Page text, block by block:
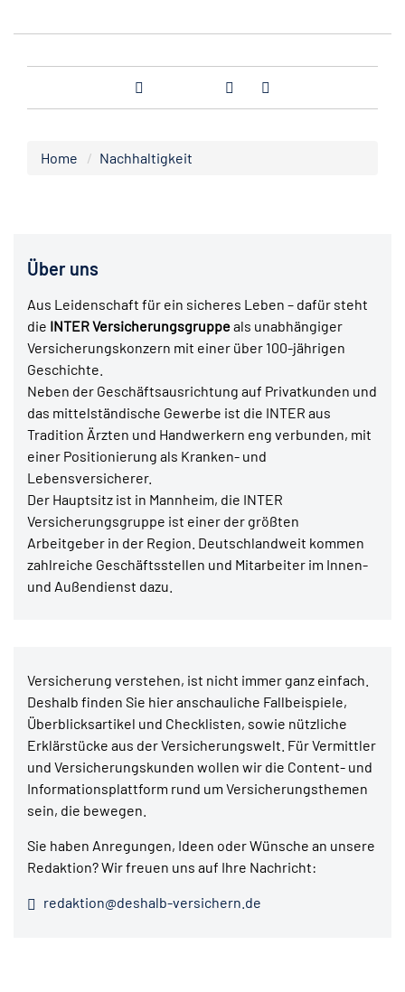
Home Nachhaltigkeit
Über uns
Aus Leidenschaft für ein sicheres Leben – dafür steht
die INTER Versicherungsgruppeals unabhängiger
Versicherungskonzern mit einer über 100-jährigen
Geschichte.
Neben der Geschäftsausrichtung auf Privatkunden und
das mittelständische Gewerbe ist die INTER aus
Tradition Ärzten und Handwerkern eng verbunden, mit
einer Positionierung als Kranken- und
Lebensversicherer.
Der Hauptsitz ist in Mannheim, die INTER
Versicherungsgruppe ist einer der größten
Arbeitgeber in der Region. Deutschlandweit kommen
zahlreiche Geschäftsstellen und Mitarbeiter im Innen-
und Außendienst dazu.
Versicherung verstehen, ist nicht immer ganz einfach.
Deshalb finden Sie hier anschauliche Fallbeispiele,
Überblicksartikel und Checklisten, sowie nützliche
Erklärstücke aus der Versicherungswelt. Für Vermittler
und Versicherungskunden wollen wir die Content- und
Informationsplattform rund um Versicherungsthemen
sein, die bewegen.
Sie haben Anregungen, Ideen oder Wünsche an unsere
Redaktion? Wir freuen uns auf Ihre Nachricht:
redaktion@deshalb-versichern.de